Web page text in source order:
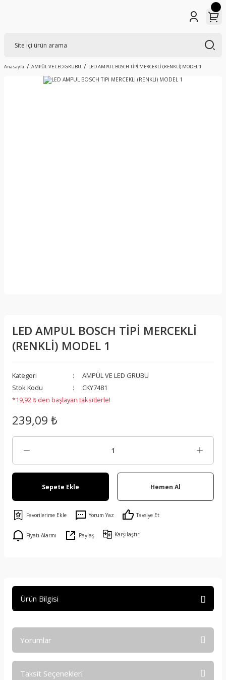
Anasayfa AMPÜL VE LED GRUBU LED AMPUL BOSCH TİPİ MERCEKLİ (RENKLİ) MODEL 1
LED AMPUL BOSCH TİPİ MERCEKLİ
(RENKLİ) MODEL 1
Kategori
AMPÜL VE LED GRUBU
Stok Kodu
CKY7481
*19,92 ₺ den başlayan taksitlerle!
239,09 ₺
Sepete Ekle Hemen Al
Yorum Yaz Tavsiye Et
Fiyatı Alarmı Paylaş Karşılaştır
Ürün Bilgisi
Yorumlar
Taksit Seçenekleri